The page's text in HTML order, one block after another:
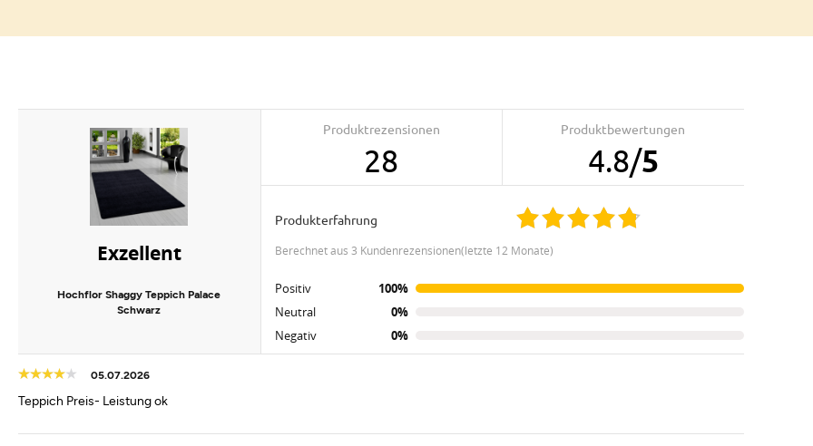
Exzellent
Hochflor Shaggy Teppich Palace
Schwarz
Produktrezensionen
28
Produktbewertungen
4.8/5
Produkterfahrung
berechnet aus 3 Kundenrezensionen(letzte 12 Monate)
Positiv
100%
Neutral
0%
Negativ
0%
05.07.2026
Teppich Preis- Leistung ok